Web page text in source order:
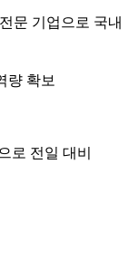
문 기업으로 국내
량 확보
로 전일 대비